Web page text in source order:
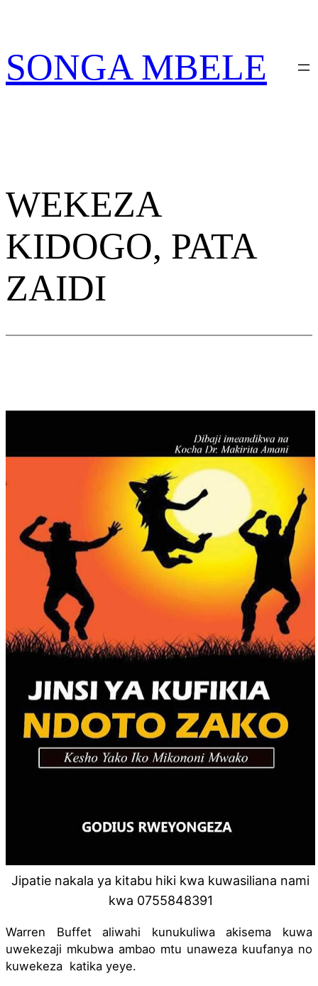
content
SONGA MBELE
WEKEZA
KIDOGO, PATA
ZAIDI
Jipatie nakala ya kitabu hiki kwa kuwasiliana nami
kwa 0755848391
Warren Buffet aliwahi kunukuliwa akisema kuwa
uwekezaji mkubwa ambao mtu unaweza kuufanya no
kuwekeza  katika yeye.